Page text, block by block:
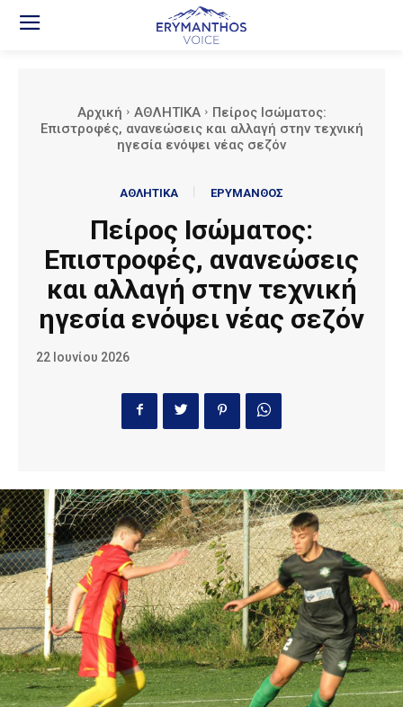
Αρχική ΑΘΛΗΤΙΚΑ
Πείρος Ισώματος:
Επιστροφές, ανανεώσεις και αλλαγή στην τεχνική
ηγεσία ενόψει νέας σεζόν
ΑΘΛΗΤΙΚΑ ΕΡΥΜΑΝΘΟΣ
Πείρος Ισώματος:
Επιστροφές, ανανεώσεις
και αλλαγή στην τεχνική
ηγεσία ενόψει νέας σεζόν
22 Ιουνίου 2026